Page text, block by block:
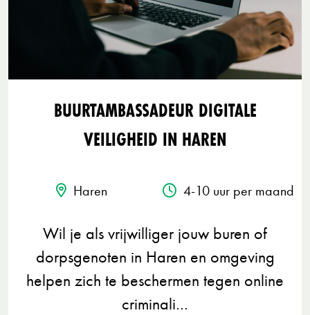
BUURTAMBASSADEUR DIGITALE
VEILIGHEID IN HAREN
Haren 4-10 uur per maand
Wil je als vrijwilliger jouw buren of
dorpsgenoten in Haren en omgeving
helpen zich te beschermen tegen online
criminali…